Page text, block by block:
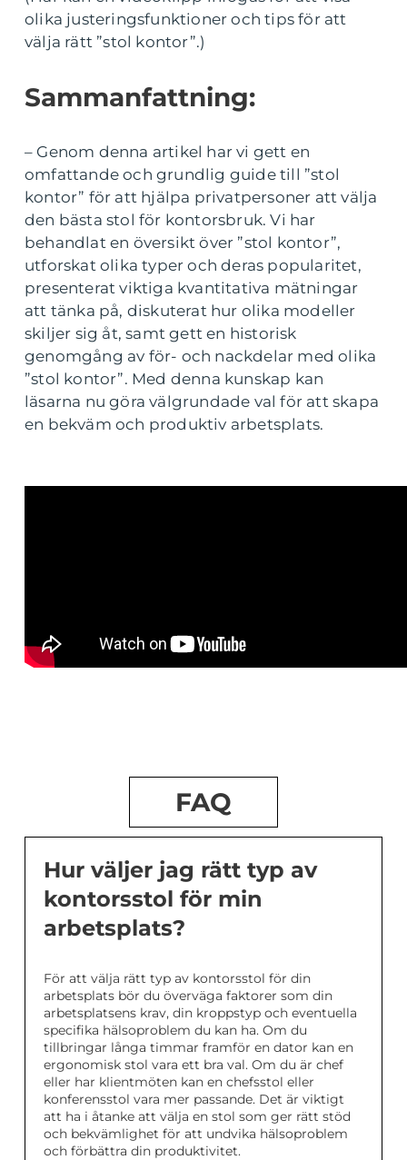
olika justeringsfunktioner och tips för att
välja rätt ”stol kontor”.)
Sammanfattning:
– Genom denna artikel har vi gett en
omfattande och grundlig guide till ”stol
kontor” för att hjälpa privatpersoner att välja
den bästa stol för kontorsbruk. Vi har
behandlat en översikt över ”stol kontor”,
utforskat olika typer och deras popularitet,
presenterat viktiga kvantitativa mätningar
att tänka på, diskuterat hur olika modeller
skiljer sig åt, samt gett en historisk
genomgång av för- och nackdelar med olika
”stol kontor”. Med denna kunskap kan
läsarna nu göra välgrundade val för att skapa
en bekväm och produktiv arbetsplats.
FAQ
Hur väljer jag rätt typ av
kontorsstol för min
arbetsplats?
För att välja rätt typ av kontorsstol för din
arbetsplats bör du överväga faktorer som din
arbetsplatsens krav, din kroppstyp och eventuella
specifika hälsoproblem du kan ha. Om du
tillbringar långa timmar framför en dator kan en
ergonomisk stol vara ett bra val. Om du är chef
eller har klientmöten kan en chefsstol eller
konferensstol vara mer passande. Det är viktigt
att ha i åtanke att välja en stol som ger rätt stöd
och bekvämlighet för att undvika hälsoproblem
och förbättra din produktivitet.